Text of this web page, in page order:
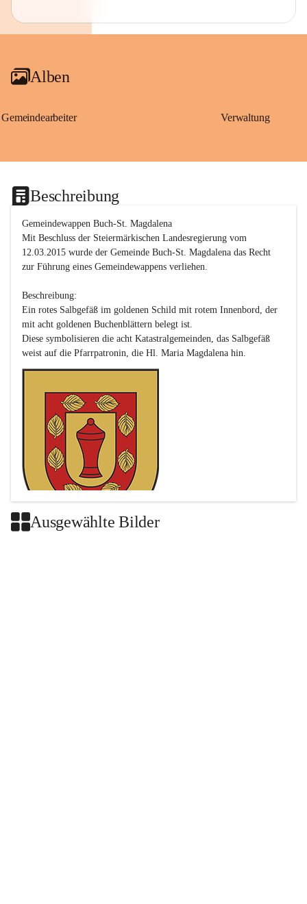
Alben
Gemeindearbeiter Verwaltung
Beschreibung
Gemeindewappen Buch-St. Magdalena
Mit Beschluss der Steiermärkischen Landesregierung vom
12.03.2015 wurde der Gemeinde Buch-St. Magdalena das Recht
zur Führung eines Gemeindewappens verliehen.
Beschreibung:
Ein rotes Salbgefäß im goldenen Schild mit rotem Innenbord, der
mit acht goldenen Buchenblättern belegt ist.
Diese symbolisieren die acht Katastralgemeinden, das Salbgefäß
Ausgewählte Bilder